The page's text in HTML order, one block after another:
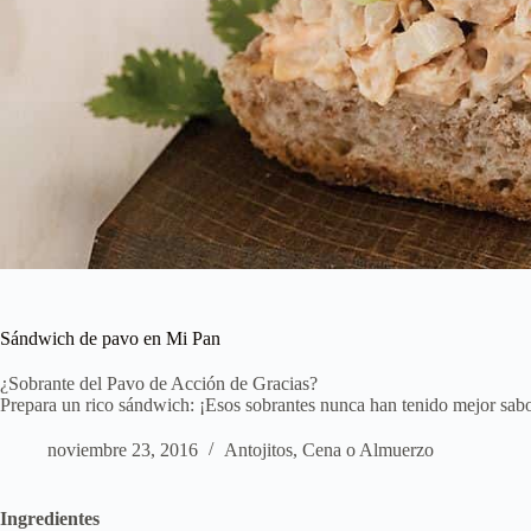
Sándwich de pavo en Mi Pan
¿Sobrante del Pavo de Acción de Gracias?
Prepara un rico sándwich: ¡Esos sobrantes nunca han tenido mejor
noviembre 23, 2016 Antojitos, Cena o Almuerzo
Ingredientes